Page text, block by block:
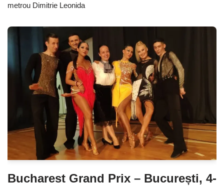
metrou Dimitrie Leonida
Bucharest Grand Prix – București, 4-